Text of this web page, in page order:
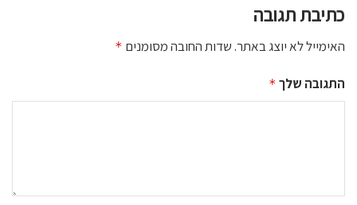
כתיבת תגובה
האימייל לא יוצג באתר.שדות החובה מסומנים *
התגובה שלך *